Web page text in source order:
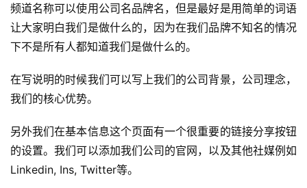
频道名称可以使用公司名品牌名，但是最好是用简单的词语
让大家明白我们是做什么的，因为在我们品牌不知名的情况
下不是所有人都知道我们是做什么的。
在写说明的时候我们可以写上我们的公司背景，公司理念，
我们的核心优势。
另外我们在基本信息这个页面有一个很重要的链接分享按钮
的设置。我们可以添加我们公司的官网，以及其他社媒例如
Linkedin, Ins, Twitter等。